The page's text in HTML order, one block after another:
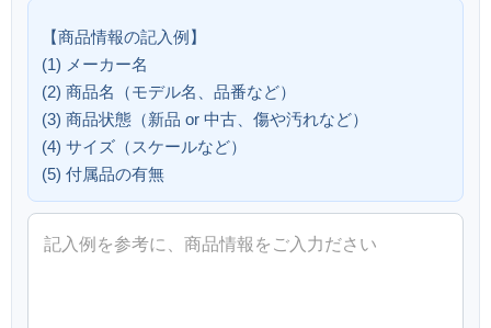
【商品情報の記入例】
(1) メーカー名
(2) 商品名（モデル名、品番など）
(3) 商品状態（新品 or 中古、傷や汚れなど）
(4) サイズ（スケールなど）
(5) 付属品の有無